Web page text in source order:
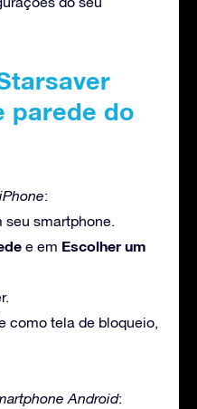
parede do
iPhone:
seu smartphone.
e em Escolher um
como tela de bloqueio,
Android: